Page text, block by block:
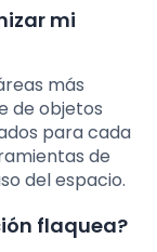
mi
más
de objetos
para cada
de
del espacio.
flaquea?